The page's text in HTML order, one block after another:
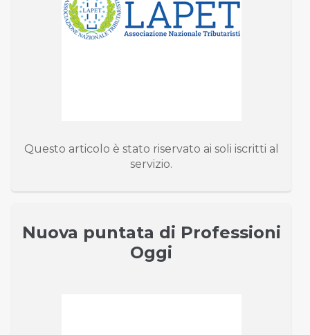
Questo articolo è stato riservato ai soli iscritti al
servizio.
Nuova puntata di Professioni
Oggi